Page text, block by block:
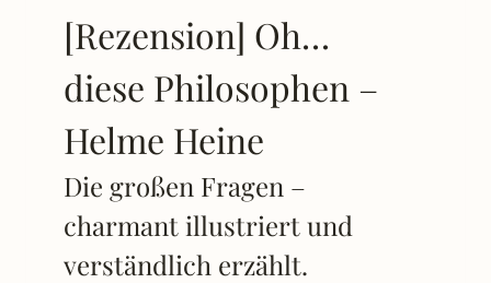
[Rezension] Oh…
diese Philosophen –
Helme Heine
Die großen Fragen –
charmant illustriert und
verständlich erzählt.